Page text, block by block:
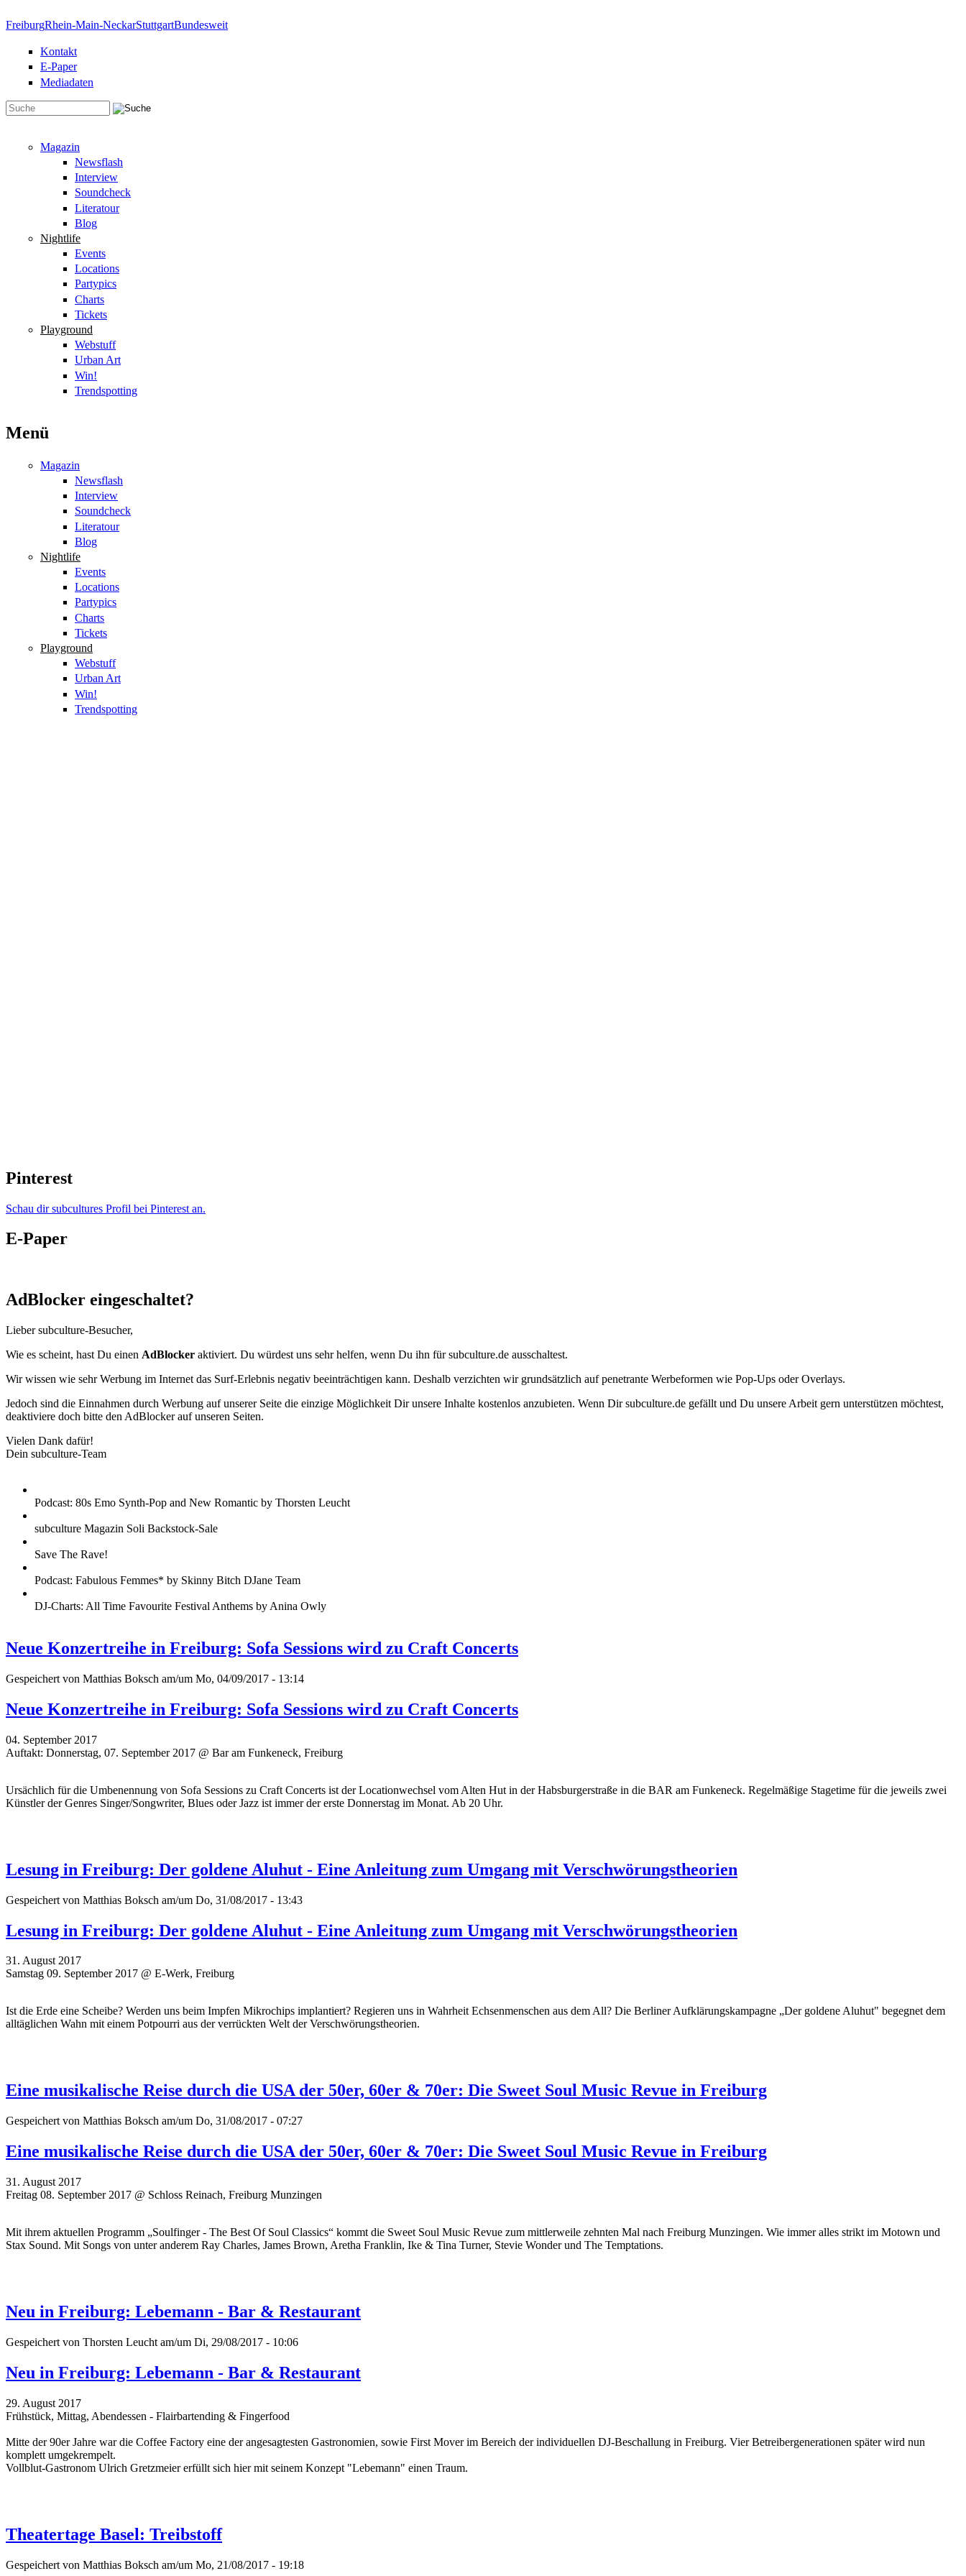
FreiburgRhein-Main-NeckarStuttgartBundesweit
Kontakt
E-Paper
Mediadaten
Magazin
Newsflash
Interview
Soundcheck
Literatour
Blog
Nightlife
Events
Locations
Partypics
Charts
Tickets
Playground
Webstuff
Urban Art
Win!
Trendspotting
Menü
Magazin
Newsflash
Interview
Soundcheck
Literatour
Blog
Nightlife
Events
Locations
Partypics
Charts
Tickets
Playground
Webstuff
Urban Art
Win!
Trendspotting
Pinterest
Schau dir subcultures Profil bei Pinterest an.
E-Paper
AdBlocker eingeschaltet?
Lieber subculture-Besucher,
Wie es scheint, hast Du einen AdBlocker aktiviert. Du würdest uns sehr helfen, wenn Du ihn für subculture.de ausschaltest.
Wir wissen wie sehr Werbung im Internet das Surf-Erlebnis negativ beeinträchtigen kann. Deshalb verzichten wir grundsätzlich auf penetrante Werbeformen wie Pop-Ups oder Overlays.
Jedoch sind die Einnahmen durch Werbung auf unserer Seite die einzige Möglichkeit Dir unsere Inhalte kostenlos anzubieten. Wenn Dir subculture.de gefällt und Du unsere Arbeit gern unterstützen möchtest,
deaktiviere doch bitte den AdBlocker auf unseren Seiten.
Vielen Dank dafür!
Dein subculture-Team
Podcast: 80s Emo Synth-Pop and New Romantic by Thorsten Leucht
subculture Magazin Soli Backstock-Sale
Save The Rave!
Podcast: Fabulous Femmes* by Skinny Bitch DJane Team
DJ-Charts: All Time Favourite Festival Anthems by Anina Owly
Neue Konzertreihe in Freiburg: Sofa Sessions wird zu Craft Concerts
Gespeichert von Matthias Boksch am/um Mo, 04/09/2017 - 13:14
Neue Konzertreihe in Freiburg: Sofa Sessions wird zu Craft Concerts
04. September 2017
Auftakt: Donnerstag, 07. September 2017 @ Bar am Funkeneck, Freiburg
Ursächlich für die Umbenennung von Sofa Sessions zu Craft Concerts ist der Locationwechsel vom Alten Hut in der Habsburgerstraße in die BAR am Funkeneck. Regelmäßige Stagetime für die jeweils zwei
Künstler der Genres Singer/Songwriter, Blues oder Jazz ist immer der erste Donnerstag im Monat. Ab 20 Uhr.
Lesung in Freiburg: Der goldene Aluhut - Eine Anleitung zum Umgang mit Verschwörungstheorien
Gespeichert von Matthias Boksch am/um Do, 31/08/2017 - 13:43
Lesung in Freiburg: Der goldene Aluhut - Eine Anleitung zum Umgang mit Verschwörungstheorien
31. August 2017
Samstag 09. September 2017 @ E-Werk, Freiburg
Ist die Erde eine Scheibe? Werden uns beim Impfen Mikrochips implantiert? Regieren uns in Wahrheit Echsenmenschen aus dem All? Die Berliner Aufklärungskampagne „Der goldene Aluhut" begegnet dem
alltäglichen Wahn mit einem Potpourri aus der verrückten Welt der Verschwörungstheorien.
Eine musikalische Reise durch die USA der 50er, 60er & 70er: Die Sweet Soul Music Revue in Freiburg
Gespeichert von Matthias Boksch am/um Do, 31/08/2017 - 07:27
Eine musikalische Reise durch die USA der 50er, 60er & 70er: Die Sweet Soul Music Revue in Freiburg
31. August 2017
Freitag 08. September 2017 @ Schloss Reinach, Freiburg Munzingen
Mit ihrem aktuellen Programm „Soulfinger - The Best Of Soul Classics“ kommt die Sweet Soul Music Revue zum mittlerweile zehnten Mal nach Freiburg Munzingen. Wie immer alles strikt im Motown und
Stax Sound. Mit Songs von unter anderem Ray Charles, James Brown, Aretha Franklin, Ike & Tina Turner, Stevie Wonder und The Temptations.
Neu in Freiburg: Lebemann - Bar & Restaurant
Gespeichert von Thorsten Leucht am/um Di, 29/08/2017 - 10:06
Neu in Freiburg: Lebemann - Bar & Restaurant
29. August 2017
Frühstück, Mittag, Abendessen - Flairbartending & Fingerfood
Mitte der 90er Jahre war die Coffee Factory eine der angesagtesten Gastronomien, sowie First Mover im Bereich der individuellen DJ-Beschallung in Freiburg. Vier Betreibergenerationen später wird nun
komplett umgekrempelt.
Vollblut-Gastronom Ulrich Gretzmeier erfüllt sich hier mit seinem Konzept "Lebemann" einen Traum.
Theatertage Basel: Treibstoff
Gespeichert von Matthias Boksch am/um Mo, 21/08/2017 - 19:18